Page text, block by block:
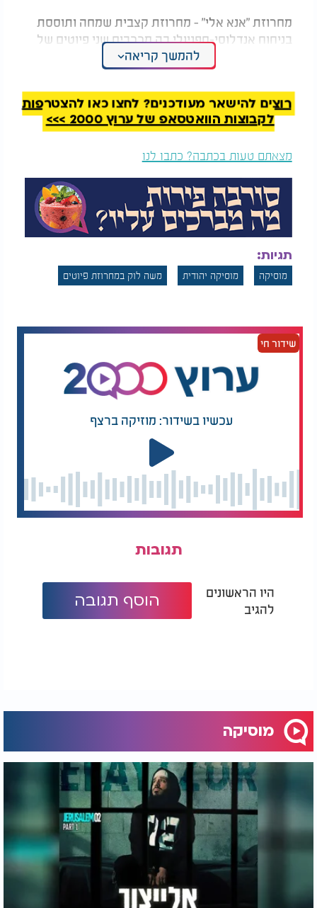
מחרוזת "אנא אלי" - מחרוזת קצבית שמחה ותוססת
בניחוח אנדלוסי-ספניולי בה מככבים שני פיוטים של
הפייטן והפזמונאי יובל איבגי. כשעל העיבוד וההפקה
המוסיקלית אמון שמעון עמר.
להמשך קריאה
רוצים להישאר מעודכנים? לחצו כאן להצטרפות
לקבוצות הוואטסאפ של ערוץ 2000 >>>
מצאתם טעות בכתבה? כתבו לנו
תגיות:
מוסיקה מוסיקה יהודית משה לוק במחרוזת פיוטים
שידור חי
עכשיו בשידור: מוזיקה ברצף
תגובות
היו הראשונים
להגיב
הוסף תגובה
מוסיקה